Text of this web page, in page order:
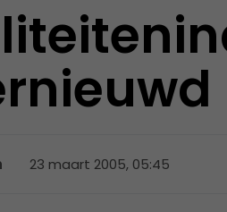
23 maart 2005, 05:45